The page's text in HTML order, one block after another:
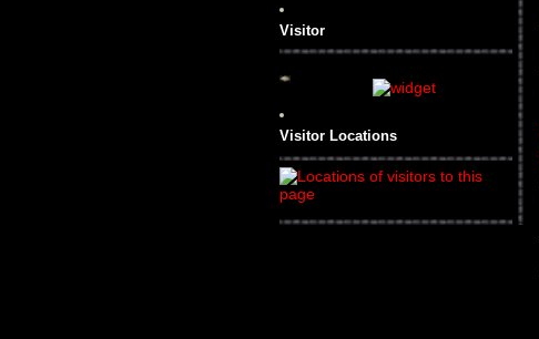
Visitor
Visitor Locations